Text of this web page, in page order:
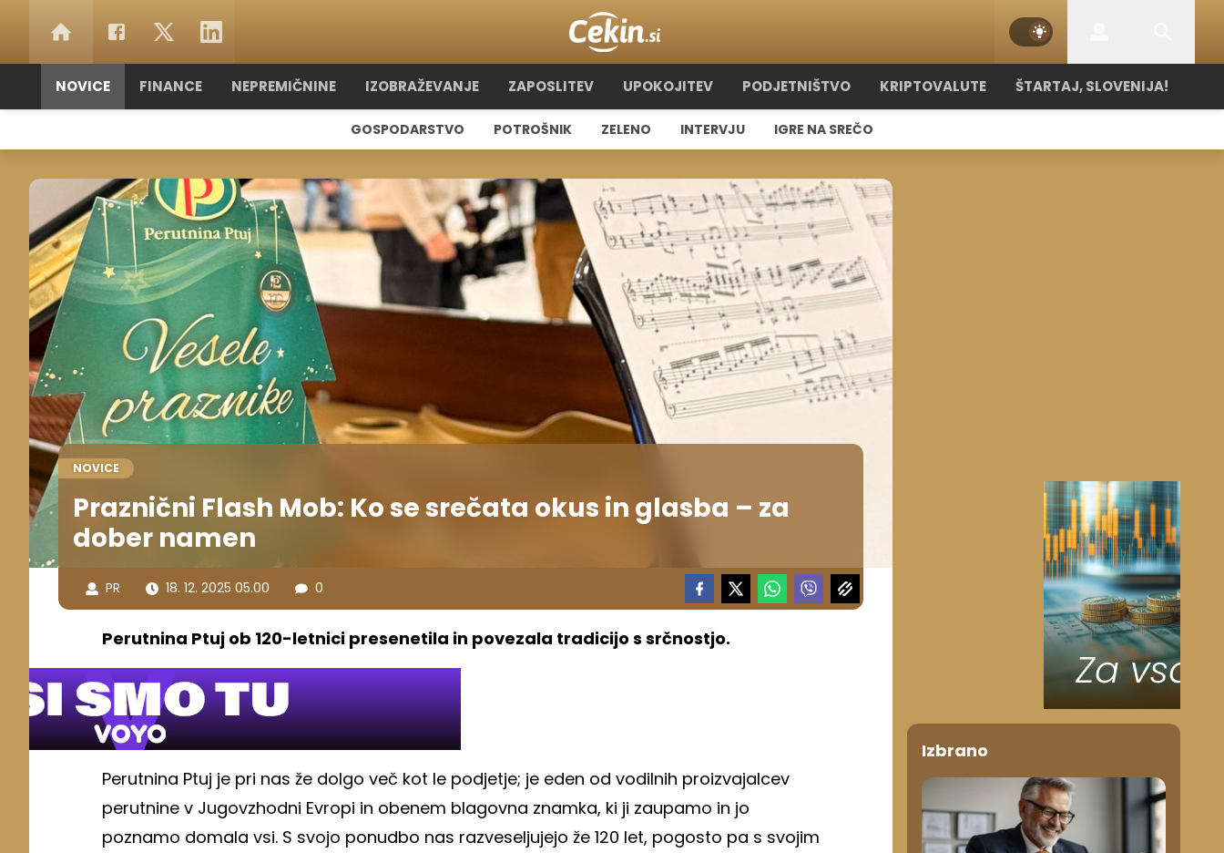
NOVICE FINANCE NEPREMIČNINE IZOBRAŽEVANJE ZAPOSLITEV UPOKOJITEV PODJETNIŠTVO KRIPTOVALUTE ŠTARTAJ, SLOVENIJA!
GOSPODARSTVO POTROŠNIK ZELENO INTERVJU IGRE NA SREČO
NOVICE
Praznični Flash Mob: Ko se srečata okus in glasba – za
dober namen
PR 18. 12. 2025 05.00 0
Perutnina Ptuj ob 120-letnici presenetila in povezala tradicijo s srčnostjo.
Perutnina Ptuj je pri nas že dolgo več kot le podjetje; je eden od vodilnih proizvajalcev
perutnine v Jugovzhodni Evropi in obenem blagovna znamka, ki ji zaupamo in jo
poznamo domala vsi. S svojo ponudbo nas razveseljujejo že 120 let, pogosto pa s svojim
Izbrano